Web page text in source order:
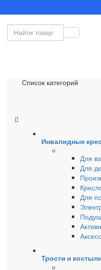
Список категорий
Инвалидные
Для
Для
Для
Трости и